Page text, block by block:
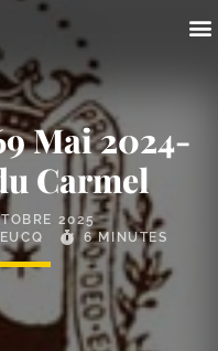
Mai 2024-
Carmel
2025
6 MINUTES